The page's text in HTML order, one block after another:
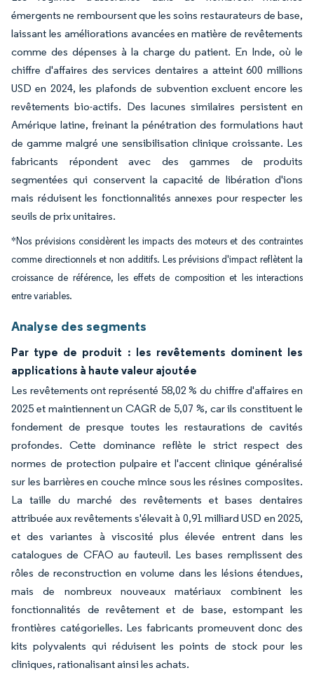
émergents ne remboursent que les soins restaurateurs de base,
laissant les améliorations avancées en matière de revêtements
comme des dépenses à la charge du patient. En Inde, où le
chiffre d'affaires des services dentaires a atteint 600 millions
USD en 2024, les plafonds de subvention excluent encore les
revêtements bio-actifs. Des lacunes similaires persistent en
Amérique latine, freinant la pénétration des formulations haut
de gamme malgré une sensibilisation clinique croissante. Les
fabricants répondent avec des gammes de produits
segmentées qui conservent la capacité de libération d'ions
mais réduisent les fonctionnalités annexes pour respecter les
seuils de prix unitaires.
*Nos prévisions considèrent les impacts des moteurs et des contraintes
comme directionnels et non additifs. Les prévisions d'impact reflètent la
croissance de référence, les effets de composition et les interactions
entre variables.
Analyse des segments
Par type de produit : les revêtements dominent les
applications à haute valeur ajoutée
Les revêtements ont représenté 58,02 % du chiffre d'affaires en
2025 et maintiennent un CAGR de 5,07 %, car ils constituent le
fondement de presque toutes les restaurations de cavités
profondes. Cette dominance reflète le strict respect des
normes de protection pulpaire et l'accent clinique généralisé
sur les barrières en couche mince sous les résines composites.
La taille du marché des revêtements et bases dentaires
attribuée aux revêtements s'élevait à 0,91 milliard USD en 2025,
et des variantes à viscosité plus élevée entrent dans les
catalogues de CFAO au fauteuil. Les bases remplissent des
rôles de reconstruction en volume dans les lésions étendues,
mais de nombreux nouveaux matériaux combinent les
fonctionnalités de revêtement et de base, estompant les
frontières catégorielles. Les fabricants promeuvent donc des
kits polyvalents qui réduisent les points de stock pour les
cliniques, rationalisant ainsi les achats.